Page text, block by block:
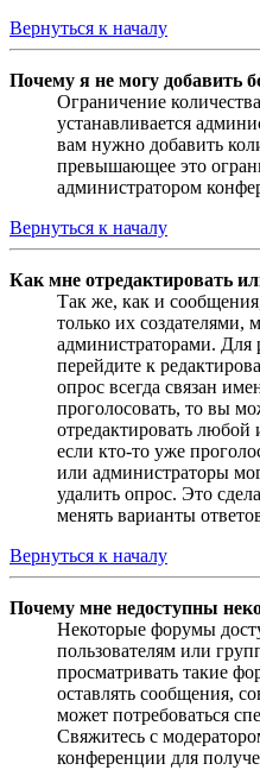
Вернуться к началу
Почему я не могу добавить
Ограничение
устанавливается
вам нужно добавить
превышающее это
администратором
Вернуться к началу
Как мне отредактировать
Так же, как и
только их создателями,
администраторами. Для
перейдите к
опрос всегда связан
проголосовать, то вы
отредактировать любой
если кто-то уже
или администраторы
удалить опрос. Это
менять варианты
Вернуться к началу
Почему мне недоступны
Некоторые форумы
пользователям или
просматривать такие
оставлять сообщения,
может потребоваться
Свяжитесь с
конференции для